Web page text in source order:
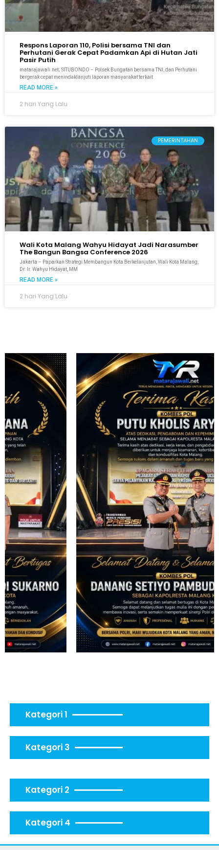
Respons Laporan 110, Polisi bersama TNI dan
Perhutani Gerak Cepat Padamkan Api di Hutan Jati
Pasir Putih
matarajawali.net; SITUBONDO – Polsek Bungatan bersama TNI, dan Perhutani
bergerak cepat menindaklanjuti laporan masyarakat terkait
READ MORE »
2 hari Yang Lalu
PEMERINTAHAN
Wali Kota Malang Wahyu Hidayat Jadi Narasumber
The Bangun Bangsa Conference 2026
Jakarta – Paparkan Strategi Membangun Kota Berkelanjutan, Wali Kota Malang,
Dr. Ir. Wahyu Hidayat, MM
READ MORE »
2 hari Yang Lalu
Kategori 1
Kategori 3
Kategori 2
Kategori 4